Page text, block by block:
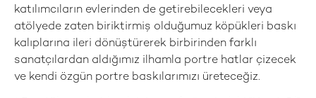
katılımcıların evlerinden de getirebilecekleri veya
atölyede zaten biriktirmiş olduğumuz köpükleri baskı
kalıplarına ileri dönüştürerek birbirinden farklı
sanatçılardan aldığımız ilhamla portre hatlar çizecek
ve kendi özgün portre baskılarımızı üreteceğiz.